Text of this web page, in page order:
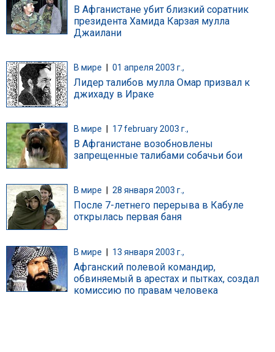
В Афганистане убит близкий соратник
президента Хамида Карзая мулла
Джаилани
В мире 01 апреля 2003 г.,
Лидер талибов мулла Омар призвал к
джихаду в Ираке
В мире 17 february 2003 г.,
В Афганистане возобновлены
запрещенные талибами собачьи бои
В мире 28 января 2003 г.,
После 7-летнего перерыва в Кабуле
открылась первая баня
В мире | 13 января 2003 г.,
Афганский полевой командир,
обвиняемый в арестах и пытках, создал
комиссию по правам человека